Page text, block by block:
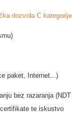
dozvola C kategorije
paket, Internet...)
bez razaranja (NDT
te iskustvo